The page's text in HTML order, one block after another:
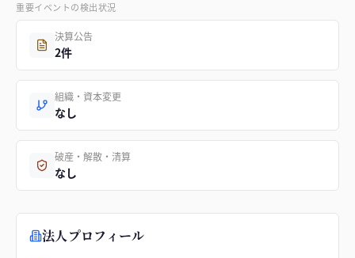
重要イベントの検出状況
決算公告
2件
組織・資本変更
なし
破産・解散・清算
なし
法人プロフィール